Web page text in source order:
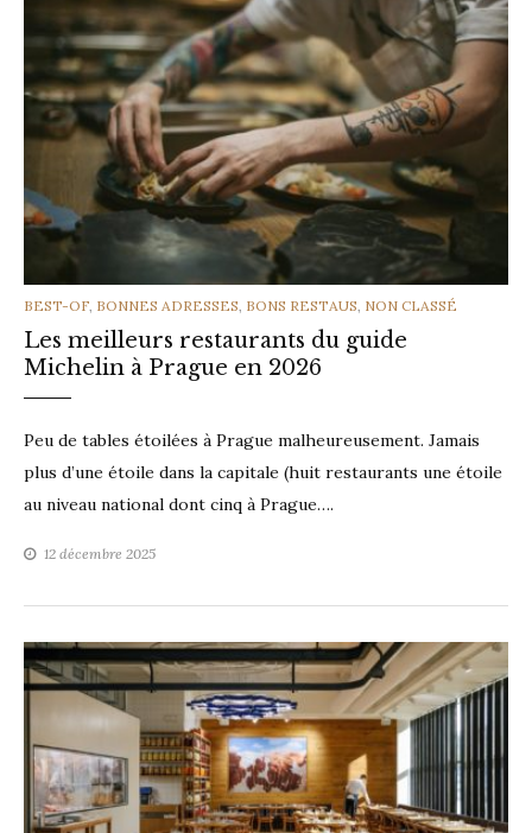
CATEGORIES
BEST-OF BONNES ADRESSES BONS RESTAUS NON CLASSÉ
Les meilleurs restaurants du guide
Michelin à Prague en 2026
Peu de tables étoilées à Prague malheureusement. Jamais
plus d’une étoile dans la capitale (huit restaurants une étoile
au niveau national dont cinq à Prague….
12 décembre 2025